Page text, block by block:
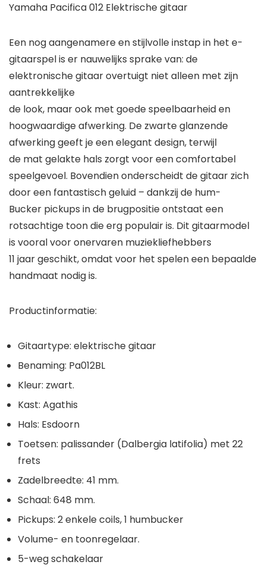
Yamaha Pacifica 012 Elektrische gitaar
Een nog aangenamere en stijlvolle instap in het e-
gitaarspel is er nauwelijks sprake van: de
elektronische gitaar overtuigt niet alleen met zijn
aantrekkelijke
de look, maar ook met goede speelbaarheid en
hoogwaardige afwerking. De zwarte glanzende
afwerking geeft je een elegant design, terwijl
de mat gelakte hals zorgt voor een comfortabel
speelgevoel. Bovendien onderscheidt de gitaar zich
door een fantastisch geluid – dankzij de hum-
Bucker pickups in de brugpositie ontstaat een
rotsachtige toon die erg populair is. Dit gitaarmodel
is vooral voor onervaren muziekliefhebbers
11 jaar geschikt, omdat voor het spelen een bepaalde
handmaat nodig is.
Productinformatie:
Gitaartype: elektrische gitaar
Benaming: Pa012BL
Kleur: zwart.
Kast: Agathis
Hals: Esdoorn
Toetsen: palissander (Dalbergia latifolia) met 22
frets
Zadelbreedte: 41 mm.
Schaal: 648 mm.
Pickups: 2 enkele coils, 1 humbucker
Volume- en toonregelaar.
5-weg schakelaar